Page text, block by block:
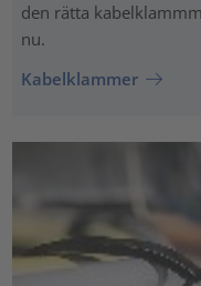
den rätta
nu.
Kabelklammer